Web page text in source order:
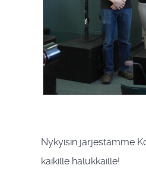
Nykyisin järjestämme
kaikille halukkaille!